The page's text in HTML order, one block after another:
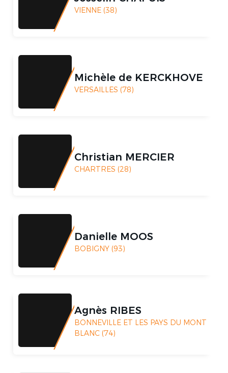
VIENNE (38)
Michèle de KERCKHOVE
VERSAILLES (78)
Christian MERCIER
CHARTRES (28)
Danielle MOOS
BOBIGNY (93)
Agnès RIBES
BONNEVILLE ET LES PAYS DU MONT
BLANC (74)